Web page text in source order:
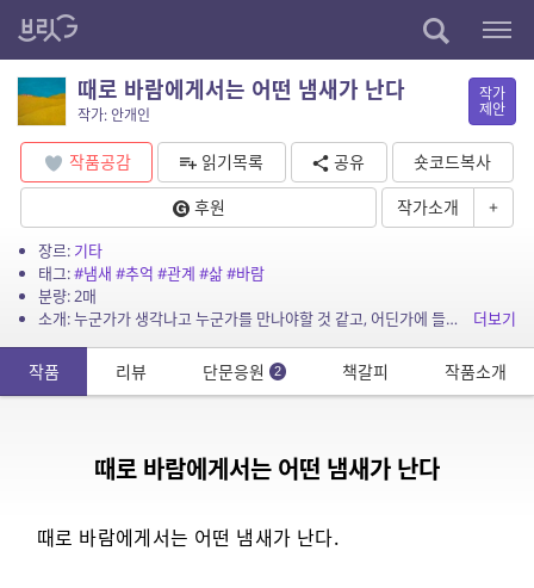
때로 바람에게서는 어떤 냄새가 난다
작가: 안개인
작가
제안
작품공감 읽기목록 공유
숏코드복사
후원
작가소개 +
장르: 기타
태그:#냄새 #추억 #관계 #삶#바람
분량: 2매
소개: 누군가가 생각나고 누군가를 만나야할 것 같고, 어딘가에 들러봐야 할 것 같은 그런 순간들은 놓치지 말고 잡아야 한다. 세상을 살면서 나와 스쳐간 모든 이들은 전혀 우연이 아니기 때...
더보기
작품 리뷰 단문응원 2 책갈피 작품소개
때로 바람에게서는 어떤 냄새가 난다
때로 바람에게서는 어떤 냄새가 난다.